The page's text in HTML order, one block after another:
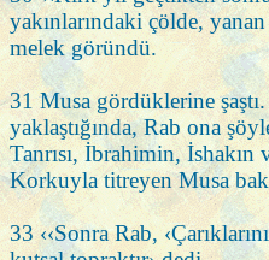
yakınlarındaki çölde,
melek göründü.
31 Musa gördüklerine
yaklaştığında, Rab ona
Tanrısı, İbrahimin, İshakın
Korkuyla titreyen Musa
33 ‹‹Sonra Rab,